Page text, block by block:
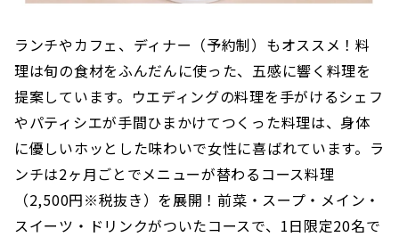
ランチやカフェ、ディナー（予約制）もオススメ！料
理は旬の食材をふんだんに使った、五感に響く料理を
提案しています。ウエディングの料理を手がけるシェフ
やパティシエが手間ひまかけてつくった料理は、身体
に優しいホッとした味わいで女性に喜ばれています。ラ
ンチは2ヶ月ごとでメニューが替わるコース料理
（2,500円※税抜き）を展開！前菜・スープ・メイン・
スイーツ・ドリンクがついたコースで、1日限定20名で